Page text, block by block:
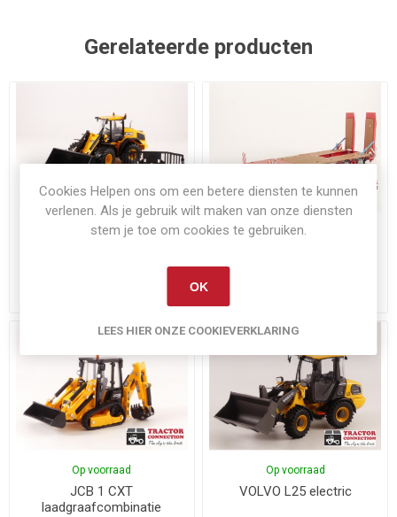
Gerelateerde producten
Op voorraad Op voorraad
Op voorraad
JCB 1 CXT
laadgraafcombinatie
Op voorraad
VOLVO L25 electric
Cookies Helpen ons om een betere diensten te kunnen
verlenen. Als je gebruik wilt maken van onze diensten
stem je toe om cookies te gebruiken.
OK
LEES HIER ONZE COOKIEVERKLARING